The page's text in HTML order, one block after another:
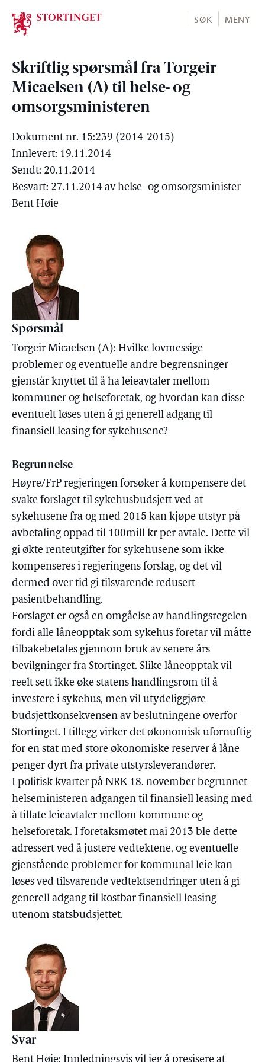
Stortinget.no
SØK MENY
Skriftlig spørsmål fra Torgeir
Micaelsen (A) til helse- og
omsorgsministeren
Dokument nr. 15:239 (2014-2015)
Innlevert: 19.11.2014
Sendt: 20.11.2014
Besvart: 27.11.2014 av helse- og omsorgsminister
Bent Høie
Spørsmål
Torgeir Micaelsen (A): Hvilke lovmessige
problemer og eventuelle andre begrensninger
gjenstår knyttet til å ha leieavtaler mellom
kommuner og helseforetak, og hvordan kan disse
eventuelt løses uten å gi generell adgang til
finansiell leasing for sykehusene?
Begrunnelse
Høyre/FrP regjeringen forsøker å kompensere det
svake forslaget til sykehusbudsjett ved at
sykehusene fra og med 2015 kan kjøpe utstyr på
avbetaling oppad til 100mill kr per avtale. Dette vil
gi økte renteutgifter for sykehusene som ikke
kompenseres i regjeringens forslag, og det vil
dermed over tid gi tilsvarende redusert
pasientbehandling.
Forslaget er også en omgåelse av handlingsregelen
fordi alle låneopptak som sykehus foretar vil måtte
tilbakebetales gjennom bruk av senere års
bevilgninger fra Stortinget. Slike låneopptak vil
reelt sett ikke øke statens handlingsrom til å
investere i sykehus, men vil utydeliggjøre
budsjettkonsekvensen av beslutningene overfor
Stortinget. I tillegg virker det økonomisk ufornuftig
for en stat med store økonomiske reserver å låne
penger dyrt fra private utstyrsleverandører.
I politisk kvarter på NRK 18. november begrunnet
helseministeren adgangen til finansiell leasing med
å tillate leieavtaler mellom kommune og
helseforetak. I foretaksmøtet mai 2013 ble dette
adressert ved å justere vedtektene, og eventuelle
gjenstående problemer for kommunal leie kan
løses ved tilsvarende vedtektsendringer uten å gi
generell adgang til kostbar finansiell leasing
utenom statsbudsjettet.
Svar